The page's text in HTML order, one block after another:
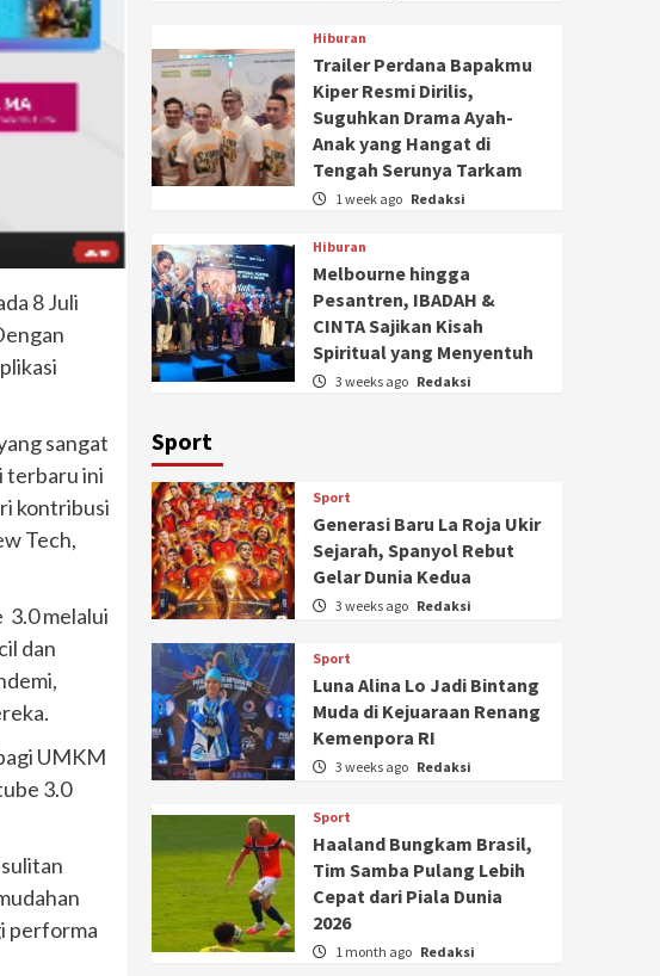
8 Juli
sangat
terbaru ini
kontribusi
Tech,
3.0 melalui
dan
UMKM
3.0
performa
Hiburan
Trailer Perdana Bapakmu
Kiper Resmi Dirilis,
Suguhkan Drama Ayah-
Anak yang Hangat di
Tengah Serunya Tarkam
1 week ago Redaksi
Hiburan
Melbourne hingga
Pesantren, IBADAH &
CINTA Sajikan Kisah
Spiritual yang Menyentuh
3 weeks ago Redaksi
Sport
Sport
Generasi Baru La Roja Ukir
Sejarah, Spanyol Rebut
Gelar Dunia Kedua
3 weeks ago Redaksi
Sport
Luna Alina Lo Jadi Bintang
Muda di Kejuaraan Renang
Kemenpora RI
3 weeks ago Redaksi
Sport
Haaland Bungkam Brasil,
Tim Samba Pulang Lebih
Cepat dari Piala Dunia
2026
1 month ago Redaksi